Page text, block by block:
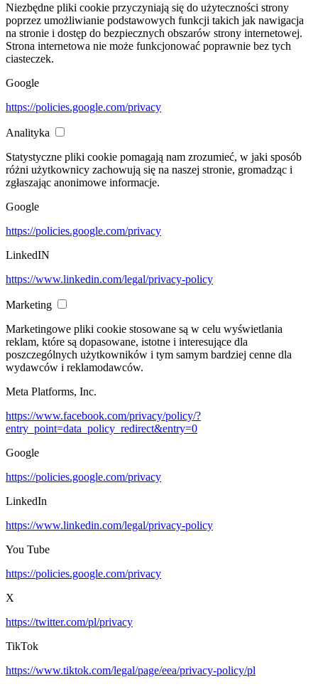
Niezbędne pliki cookie przyczyniają się do użyteczności strony
poprzez umożliwianie podstawowych funkcji takich jak nawigacja
na stronie i dostęp do bezpiecznych obszarów strony internetowej.
Strona internetowa nie może funkcjonować poprawnie bez tych
ciasteczek.
Google
https://policies.google.com/privacy
Analityka
Statystyczne pliki cookie pomagają nam zrozumieć, w jaki sposób
różni użytkownicy zachowują się na naszej stronie, gromadząc i
zgłaszając anonimowe informacje.
Google
https://policies.google.com/privacy
LinkedIN
https://www.linkedin.com/legal/privacy-policy
Marketing
Marketingowe pliki cookie stosowane są w celu wyświetlania
reklam, które są dopasowane, istotne i interesujące dla
poszczególnych użytkowników i tym samym bardziej cenne dla
wydawców i reklamodawców.
Meta Platforms, Inc.
https://www.facebook.com/privacy/policy/?
entry_point=data_policy_redirect&entry=0
Google
https://policies.google.com/privacy
LinkedIn
https://www.linkedin.com/legal/privacy-policy
You Tube
https://policies.google.com/privacy
X
https://twitter.com/pl/privacy
TikTok
https://www.tiktok.com/legal/page/eea/privacy-policy/pl